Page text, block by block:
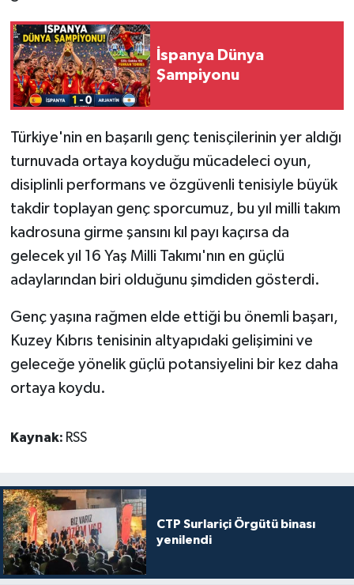
İspanya Dünya
Şampiyonu
Türkiye'nin en başarılı genç tenisçilerinin yer aldığı
turnuvada ortaya koyduğu mücadeleci oyun,
disiplinli performans ve özgüvenli tenisiyle büyük
takdir toplayan genç sporcumuz, bu yıl milli takım
kadrosuna girme şansını kıl payı kaçırsa da
gelecek yıl 16 Yaş Milli Takımı'nın en güçlü
adaylarından biri olduğunu şimdiden gösterdi.
Genç yaşına rağmen elde ettiği bu önemli başarı,
Kuzey Kıbrıs tenisinin altyapıdaki gelişimini ve
geleceğe yönelik güçlü potansiyelini bir kez daha
ortaya koydu.
Kaynak: RSS
CTP Surlariçi Örgütü binası
yenilendi